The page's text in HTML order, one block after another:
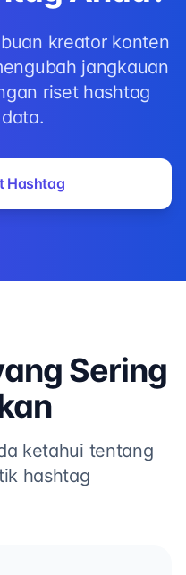
kreator konten
jangkauan
riset hashtag
Hashtag
Sering
ketahui tentang
hashtag